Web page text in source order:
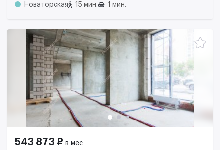
Новаторская
15 мин. 1 мин.
543 873 ₽ в мес